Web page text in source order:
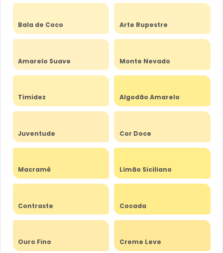
Bala de Coco Arte Rupestre
Amarelo Suave Monte Nevado
Timidez Algodão Amarelo
Juventude Cor Doce
Macramê Limão Siciliano
Contraste Cocada
Ouro Fino Creme Leve